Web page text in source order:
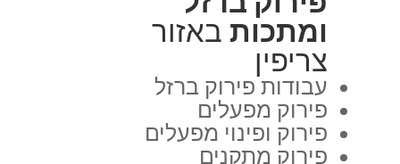
ומתכות באזור
צריפין
עבודות פירוק ברזל
פירוק מפעלים
פירוק ופינוי מפעלים
פירוק מתקנים